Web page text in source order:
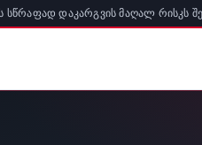
სწრაფად დაკარგვის მაღალ